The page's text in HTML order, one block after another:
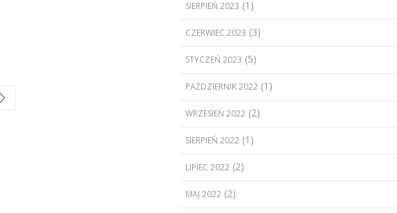
SIERPIEŃ 2023 (1)
CZERWIEC 2023 (3)
STYCZEŃ 2023 (5)
PAŹDZIERNIK 2022(1)
WRZESIEŃ 2022(2)
SIERPIEŃ 2022(1)
LIPIEC 2022(2)
MAJ 2022(2)